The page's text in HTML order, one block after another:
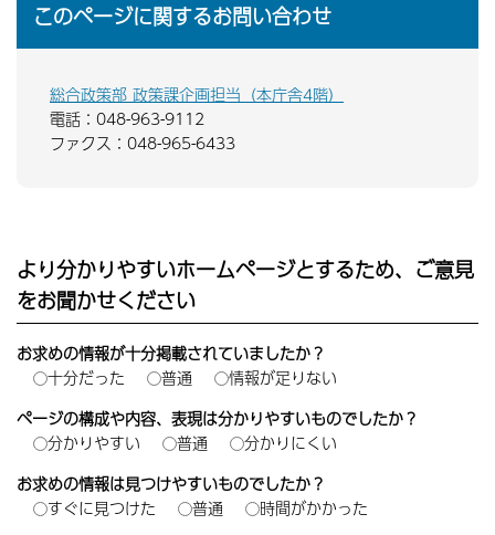
このページに関するお問い合わせ
総合政策部 政策課企画担当（本庁舎4階）
電話：048-963-9112
ファクス：048-965-6433
より分かりやすいホームページとするため、ご意見
をお聞かせください
お求めの情報が十分掲載されていましたか？
十分だった
普通
情報が足りない
ページの構成や内容、表現は分かりやすいものでしたか？
分かりやすい
普通
分かりにくい
お求めの情報は見つけやすいものでしたか？
すぐに見つけた
普通
時間がかかった